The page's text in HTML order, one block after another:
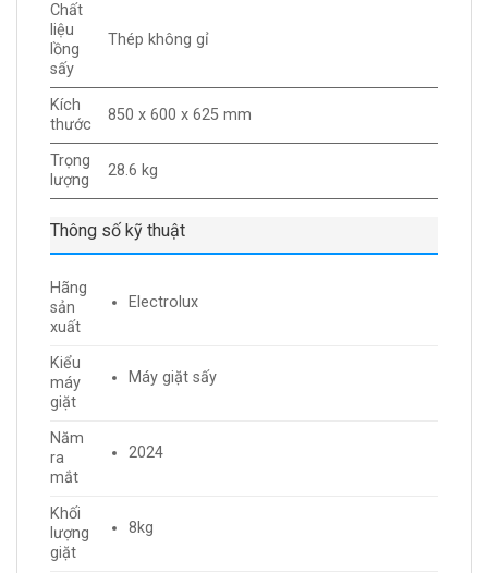
Chất
liệu
lồng
sấy
Thép không gỉ
Kích
thước
850 x 600 x 625 mm
Trọng
lượng
28.6 kg
Thông số kỹ thuật
Hãng
sản
xuất
Electrolux
Kiểu
máy
giặt
Máy giặt sấy
Năm
ra
mắt
2024
Khối
lượng
giặt
8kg